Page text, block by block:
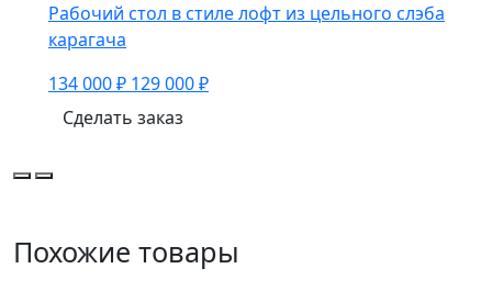
Рабочий стол в стиле лофт из цельного слэба
карагача
134 000 ₽ 129 000 ₽
Сделать заказ
Похожие товары